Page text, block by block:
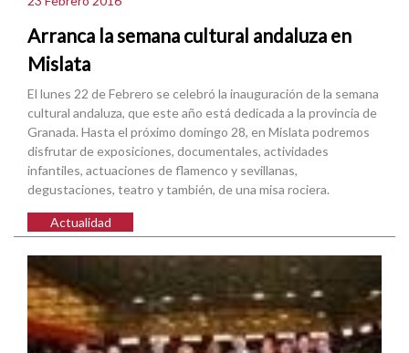
Arranca la semana cultural andaluza en
Mislata
El lunes 22 de Febrero se celebró la inauguración de la semana
cultural andaluza, que este año está dedicada a la provincia de
Granada. Hasta el próximo domingo 28, en Mislata podremos
disfrutar de exposiciones, documentales, actividades
infantiles, actuaciones de flamenco y sevillanas,
degustaciones, teatro y también, de una misa rociera.
Actualidad